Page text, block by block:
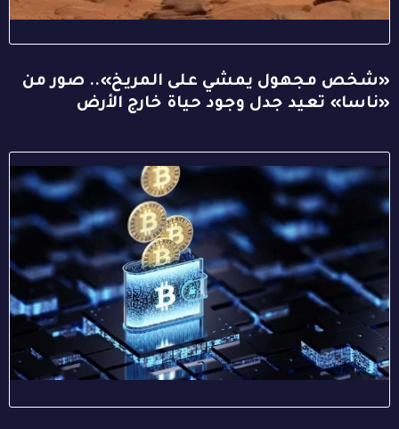
«شخص مجهول يمشي على المريخ».. صور من
«ناسا» تعيد جدل وجود حياة خارج الأرض